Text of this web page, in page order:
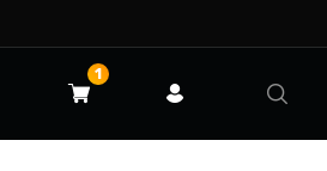
1